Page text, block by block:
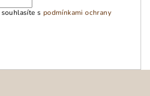
s podmínkami ochrany